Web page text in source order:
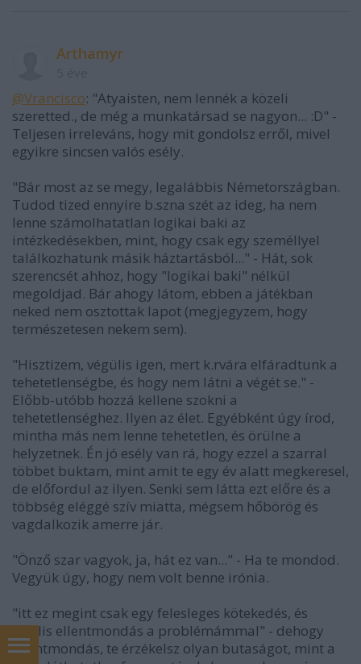
Arthamyr
@Vrancisco: "Atyaisten, nem lennék a közeli
szeretted., de még a munkatársad se nagyon... :D" -
Teljesen irreleváns, hogy mit gondolsz erről, mivel
egyikre sincsen valós esély.
"Bár most az se megy, legalábbis Németországban.
Tudod tized ennyire b.szna szét az ideg, ha nem
lenne számolhatatlan logikai baki az
intézkedésekben, mint, hogy csak egy személlyel
találkozhatunk másik háztartásból..." - Hát, sok
szerencsét ahhoz, hogy "logikai baki" nélkül
megoldjad. Bár ahogy látom, ebben a játékban
neked nem osztottak lapot (megjegyzem, hogy
természetesen nekem sem).
"Hisztizem, végülis igen, mert k.rvára elfáradtunk a
tehetetlenségbe, és hogy nem látni a végét se." -
Előbb-utóbb hozzá kellene szokni a
tehetetlenséghez. Ilyen az élet. Egyébként úgy írod,
mintha más nem lenne tehetetlen, és örülne a
helyzetnek. Én jó esély van rá, hogy ezzel a szarral
többet buktam, mint amit te egy év alatt megkeresel,
de előfordul az ilyen. Senki sem látta ezt előre és a
többség eléggé szív miatta, mégsem hőbörög és
vagdalkozik amerre jár.
"Önző szar vagyok, ja, hát ez van..." - Ha te mondod.
Vegyük úgy, hogy nem volt benne irónia.
"itt ez megint csak egy felesleges kötekedés, és
totális ellentmondás a problémámmal" - dehogy
ellentmondás, te érzékelsz olyan butaságot, mint a